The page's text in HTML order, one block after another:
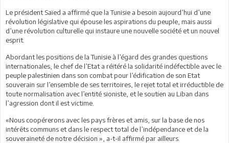
Le président Saïed a affirmé que la Tunisie a besoin aujourd’hui d’une
révolution législative qui épouse les aspirations du peuple, mais aussi
d’une révolution culturelle qui instaure une nouvelle société et un nouvel
esprit.
Abordant les positions de la Tunisie à l’égard des grandes questions
internationales, le chef de l’Etat a réitéré la solidarité indéfectible avec le
peuple palestinien dans son combat pour l’édification de son Etat
souverain sur l’ensemble de ses territoires, le rejet total et irréductible de
toute normalisation avec l’entité sioniste, et le soutien au Liban dans
l’agression dont il est victime.
«Nous coopérerons avec les pays frères et amis, sur la base de nos
intérêts communs et dans le respect total de l’indépendance et de la
souveraineté de notre décision », a-t-il affirmé par ailleurs.